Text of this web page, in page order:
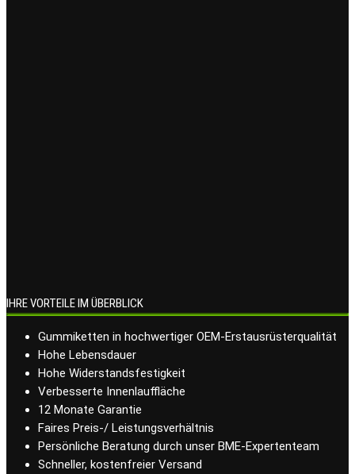
IHRE VORTEILE IM ÜBERBLICK
Gummiketten in hochwertiger OEM-Erstausrüsterqualität
Hohe Lebensdauer
Hohe Widerstandsfestigkeit
Verbesserte Innenlauffläche
12 Monate Garantie
Faires Preis-/ Leistungsverhältnis
Persönliche Beratung durch unser BME-Expertenteam
Schneller, kostenfreier Versand